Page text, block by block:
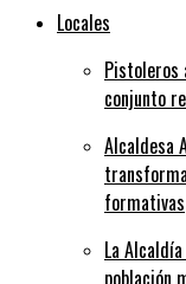
Locales
Pistoleros
conjunto
Alcaldesa
formativas
La
población